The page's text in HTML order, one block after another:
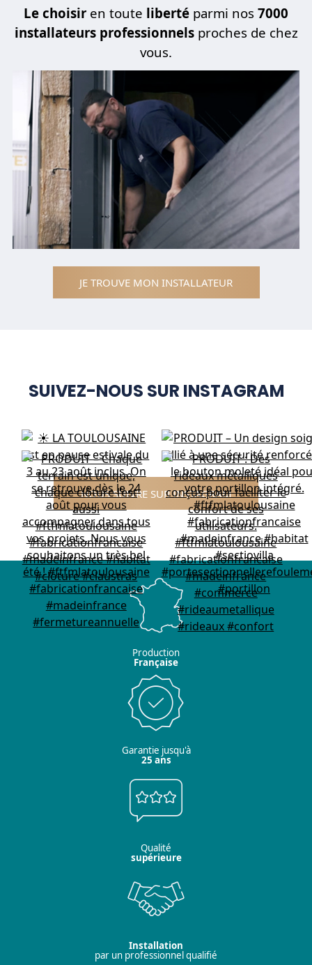
Le choisir en toute liberté parmi nos 7000
installateurs professionnelsproches de chez
vous.
JE TROUVE MON INSTALLATEUR
SUIVEZ-NOUS SUR INSTAGRAM
NOUS SUIVRE SUR INSTAGRAM
Production
Française
Garantie jusqu'à
25 ans
Qualité
supérieure
Installation
par un professionnel qualifié